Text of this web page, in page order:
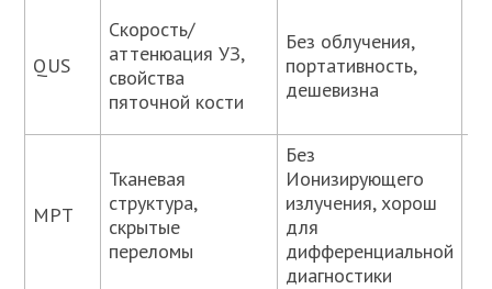
QUS
Скорость/
аттенюация УЗ,
свойства
пяточной кости
Без облучения,
портативность,
дешевизна
МРТ
Тканевая
структура,
скрытые
переломы
Без
Ионизирующего
излучения, хорош
для
дифференциальной
диагностики